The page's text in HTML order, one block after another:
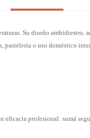
Su diseño
pastelería o uso doméstico
eficacia profesional: sumá